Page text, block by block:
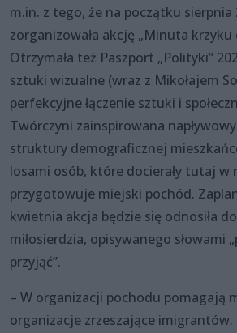
m.in. z tego, że na początku sierpnia
zorganizowała akcję „Minuta krzyku
Otrzymała też Paszport „Polityki”
sztuki wizualne (wraz z Mikołajem
perfekcyjne łączenie sztuki i
Twórczyni zainspirowana
struktury demograficznej
losami osób, które docierały tutaj w
przygotowuje miejski pochód.
kwietnia akcja będzie się odnosiła
miłosierdzia, opisywanego słowami
przyjąć”.
– W organizacji pochodu pomagają
organizacje zrzeszające